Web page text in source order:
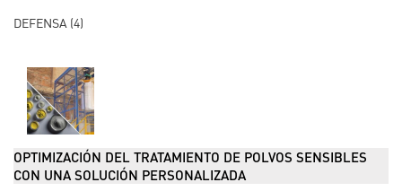
DEFENSA (4)
OPTIMIZACIÓN DEL TRATAMIENTO DE POLVOS SENSIBLES
CON UNA SOLUCIÓN PERSONALIZADA